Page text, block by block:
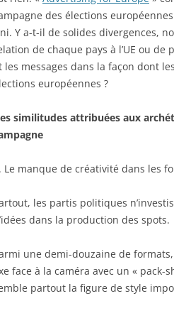
des élections
Y a-t-il de solides divergences,
de chaque pays à l’UE ou
les messages dans la façon dont
européennes ?
similitudes attribuées aux
Le manque de créativité dans les
les partis politiques
dans la production des spots.
une demi-douzaine de
face à la caméra avec un «
partout la figure de style